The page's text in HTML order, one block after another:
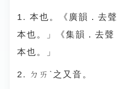
1. 本也。《廣韻．去
本也。」《集韻．去聲
本也。」
2. ㄉㄞˋ之又音。